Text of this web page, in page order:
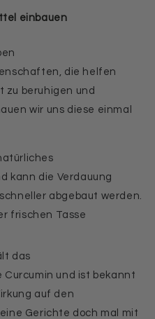
einbauen
die helfen
zu beruhigen und
wir uns diese einmal
kann die Verdauung
abgebaut werden.
frischen Tasse
das
und ist bekannt
auf den
Gerichte doch mal mit